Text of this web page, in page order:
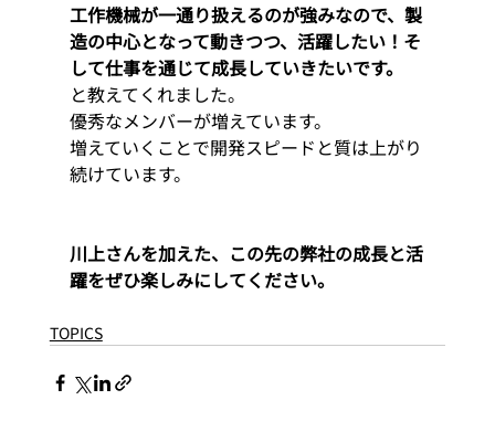
工作機械が一通り扱えるのが強みなので、製
造の中心となって動きつつ、活躍したい！そ
して仕事を通じて成長していきたいです。
と教えてくれました。
優秀なメンバーが増えています。
増えていくことで開発スピードと質は上がり
続けています。
川上さんを加えた、この先の弊社の成長と活
躍をぜひ楽しみにしてください。
TOPICS